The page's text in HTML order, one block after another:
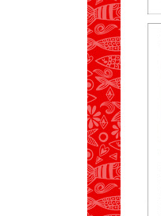
포르투 근교
01 브라가
PREVIEW
GET AROUND
MAP
SEE
EAT
BUY